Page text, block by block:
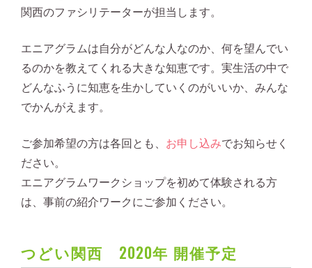
関西のファシリテーターが担当します。
エニアグラムは自分がどんな人なのか、何を望んでい
るのかを教えてくれる大きな知恵です。実生活の中で
どんなふうに知恵を生かしていくのがいいか、みんな
でかんがえます。
ご参加希望の方は各回とも、 お申し込みでお知らせく
ださい。
エニアグラムワークショップを初めて体験される方
は、事前の紹介ワークにご参加ください。
つどい関西 2020年 開催予定